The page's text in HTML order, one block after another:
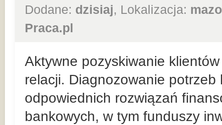
Dodane: dzisiaj, Lokalizacja:
Praca.pl
Aktywne pozyskiwanie
relacji. Diagnozowanie
odpowiednich rozwiązań
bankowych, w tym funduszy